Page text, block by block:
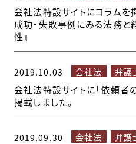
会社法特設サイトにコラムを
成功・失敗事例にみる法務と
性』
2019.10.03 会社法 弁護
会社法特設サイトに「依頼者
掲載しました。
2019.09.30 会社法 弁護